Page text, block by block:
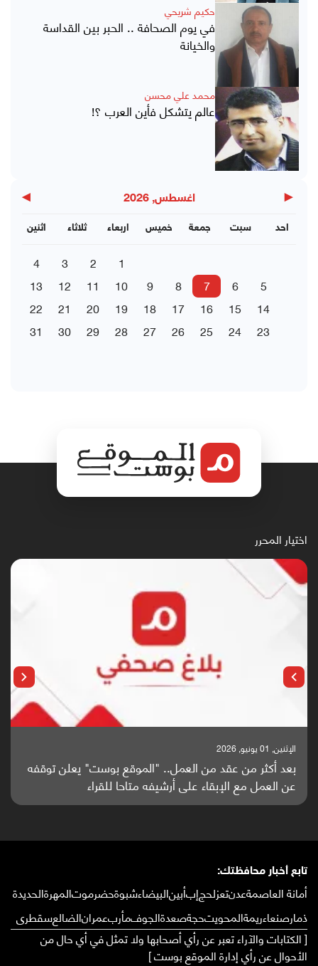
حكيم شريحي
في يوم الصحافة .. الحبر بين القداسة
والخيانة
محمد علي محسن
عالم يتشكل فأين العرب ؟!
◀ اغسطس, 2026 ▶
اثنين ثلاثاء اربعاء خميس جمعة سبت احد
1
2
3
4
5
6
7
8
9
10
11
12
13
14
15
16
17
18
19
20
21
22
23
24
25
26
27
28
29
30
31
اختيار المحرر
الإثنين, 25 مايو, 2026
باحثون من اليمن يدخلون سباق أبحاث ألزهايمر بدراسة
واعدة منشورة عالميا (ترجمة)
تابع أخبار محافظتك:
أمانة العاصمةعدنتعزلحجإبأبينالبيضاءشبوةحضرموتالمهرةالحديدة
ذمارصنعاءريمةالمحويتحجةصعدةالجوفمأربعمرانالضالعسقطرى
[ الكتابات والآراء تعبر عن رأي أصحابها ولا تمثل في أي حال من
الأحوال عن رأي إدارة الموقع بوست ]